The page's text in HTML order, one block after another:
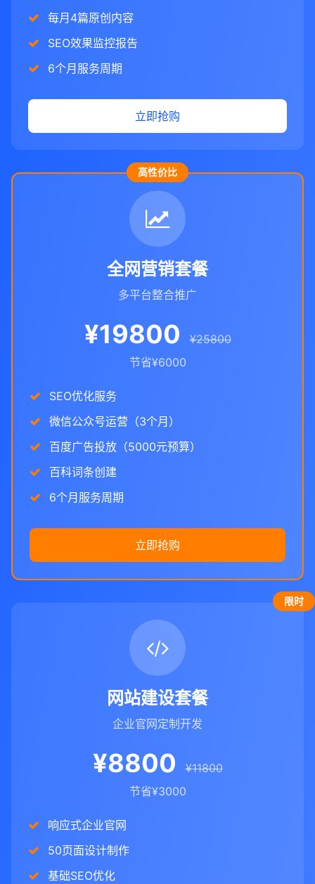
每月4篇原创内容
SEO效果监控报告
6个月服务周期
立即抢购
高性价比
全网营销套餐
多平台整合推广
¥19800
¥25800
节省¥6000
SEO优化服务
微信公众号运营（3个月）
百度广告投放（5000元预算）
百科词条创建
6个月服务周期
立即抢购
限时
网站建设套餐
企业官网定制开发
¥8800
¥11800
节省¥3000
响应式企业官网
50页面设计制作
基础SEO优化